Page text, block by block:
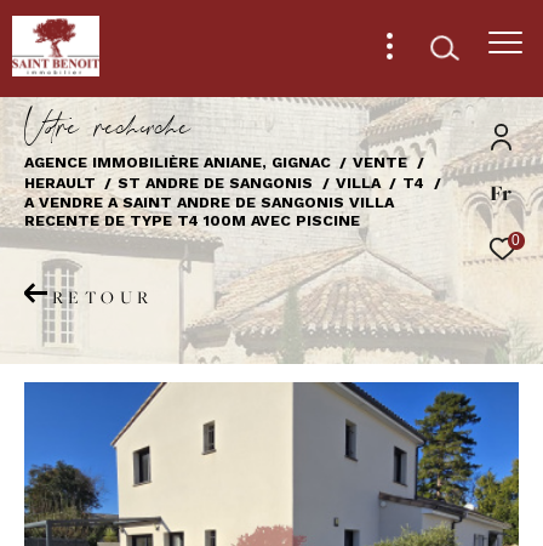
Fr
0
Vore recece
AGENCE IMMOBILIÈRE ANIANE, GIGNAC
VENTE
HERAULT
ST ANDRE DE SANGONIS VILLA
T4
A VENDRE A SAINT ANDRE DE SANGONIS VILLA
RECENTE DE TYPE T4 100M AVEC PISCINE
RETOUR
Effectuer une recherche
et trouver le bien qui correspond à vos
critères
Type
d'offre
Vente
bien
Type de bien
Ville